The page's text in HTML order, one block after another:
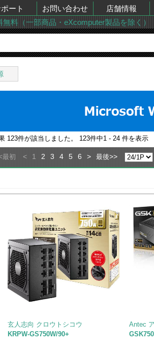
ート お問い合わせ 店舗情報
料（一部商品・eXcomputer製品を除く）
123件が該当しました。 123件中1 - 24 件を表示
最初 < 1 2 3 4 5 6 > 最後>>
玄人志向 クロウトシコウ
KRPW-GS750W/90+
Antec